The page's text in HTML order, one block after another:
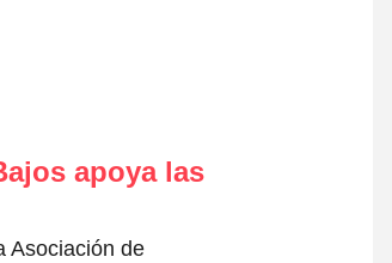
apoya las
Asociación de